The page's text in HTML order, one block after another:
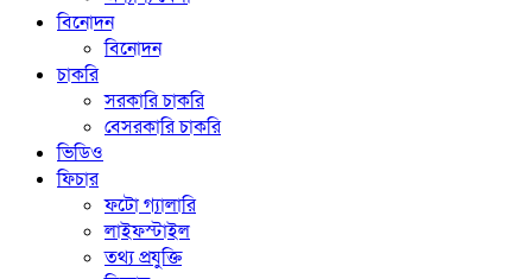
বিনোদন
বিনোদন
চাকরি
সরকারি চাকরি
বেসরকারি চাকরি
ভিডিও
ফিচার
ফটো গ্যালারি
লাইফস্টাইল
তথ্য প্রযুক্তি